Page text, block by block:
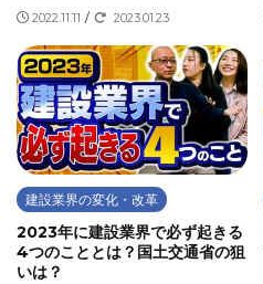
2022.11.11 / 2023.01.23
建設業界の変化・改革
2023年に建設業界で必ず起きる
4つのこととは？国土交通省の狙
いは？